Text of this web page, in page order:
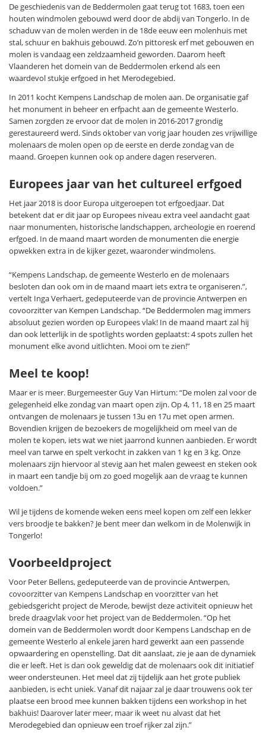
De geschiedenis van de Beddermolen gaat terug tot 1683, toen een
houten windmolen gebouwd werd door de abdij van Tongerlo. In de
schaduw van de molen werden in de 18de eeuw een molenhuis met
stal, schuur en bakhuis gebouwd. Zo’n pittoresk erf met gebouwen en
molen is vandaag een zeldzaamheid geworden. Daarom heeft
Vlaanderen het domein van de Beddermolen erkend als een
waardevol stukje erfgoed in het Merodegebied.
In 2011 kocht Kempens Landschap de molen aan. De organisatie gaf
het monument in beheer en erfpacht aan de gemeente Westerlo.
Samen zorgden ze ervoor dat de molen in 2016-2017 grondig
gerestaureerd werd. Sinds oktober van vorig jaar houden zes vrijwillige
molenaars de molen open op de eerste en derde zondag van de
maand. Groepen kunnen ook op andere dagen reserveren.
Europees jaar van het cultureel erfgoed
Het jaar 2018 is door Europa uitgeroepen tot erfgoedjaar. Dat
betekent dat er dit jaar op Europees niveau extra veel aandacht gaat
naar monumenten, historische landschappen, archeologie en roerend
erfgoed. In de maand maart worden de monumenten die energie
opwekken extra in de kijker gezet, waaronder windmolens.
“Kempens Landschap, de gemeente Westerlo en de molenaars
besloten dan ook om in de maand maart iets extra te organiseren.”,
vertelt Inga Verhaert, gedeputeerde van de provincie Antwerpen en
covoorzitter van Kempen Landschap. “De Beddermolen mag immers
absoluut gezien worden op Europees vlak! In de maand maart zal hij
dan ook letterlijk in de spotlights worden geplaatst: 4 spots zullen het
monument elke avond uitlichten. Mooi om te zien!”
Meel te koop!
Maar er is meer. Burgemeester Guy Van Hirtum: “De molen zal voor de
gelegenheid elke zondag van maart open zijn. Op 4, 11, 18 en 25 maart
ontvangen de molenaars je tussen 13u en 17u met open armen.
Bovendien krijgen de bezoekers de mogelijkheid om meel van de
molen te kopen, iets wat we niet jaarrond kunnen aanbieden. Er wordt
meel van tarwe en spelt verkocht in zakken van 1 kg en 3 kg. Onze
molenaars zijn hiervoor al stevig aan het malen geweest en steken ook
in maart een tandje bij om zo goed mogelijk aan de vraag te kunnen
voldoen.”
Wil je tijdens de komende weken eens meel kopen om zelf een lekker
vers broodje te bakken? Je bent meer dan welkom in de Molenwijk in
Tongerlo!
Voorbeeldproject
Voor Peter Bellens, gedeputeerde van de provincie Antwerpen,
covoorzitter van Kempens Landschap en voorzitter van het
gebiedsgericht project de Merode, bewijst deze activiteit opnieuw het
brede draagvlak voor het project van de Beddermolen. “Op het
domein van de Beddermolen wordt door Kempens Landschap en de
gemeente Westerlo al enkele jaren hard gewerkt aan een passende
opwaardering en openstelling. Dat dit aanslaat, zie je aan de dynamiek
die er leeft. Het is dan ook geweldig dat de molenaars ook dit initiatief
weer ondersteunen. Het meel dat zij tijdelijk aan het grote publiek
aanbieden, is echt uniek. Vanaf dit najaar zal je daar trouwens ook ter
plaatse een brood mee kunnen bakken tijdens een workshop in het
bakhuis! Daarover later meer, maar ik weet nu alvast dat het
Merodegebied dan opnieuw een troef rijker zal zijn.”